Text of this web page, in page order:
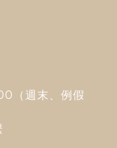
（週末、例假